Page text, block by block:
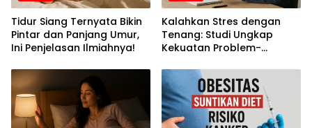
Tidur Siang Ternyata Bikin
Pintar dan Panjang Umur,
Ini Penjelasan Ilmiahnya!
Kalahkan Stres dengan
Tenang: Studi Ungkap
Kekuatan Problem-